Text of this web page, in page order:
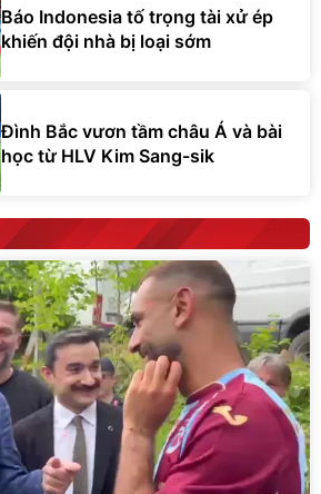
Báo Indonesia tố trọng tài xử ép
khiến đội nhà bị loại sớm
Đình Bắc vươn tầm châu Á và bài
học từ HLV Kim Sang-sik